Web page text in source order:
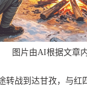
图片由AI根据文章
转战到达甘孜，与